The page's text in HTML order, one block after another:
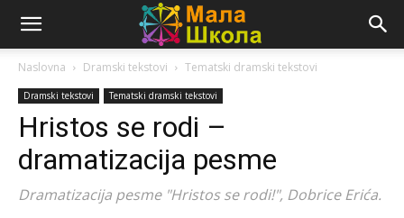
Naslovna Dramski tekstovi Tematski dramski tekstovi
Dramski tekstovi Tematski dramski tekstovi
Hristos se rodi –
dramatizacija pesme
Dramatizacija pesme "Hristos se rodi!", Dobrice Erića.